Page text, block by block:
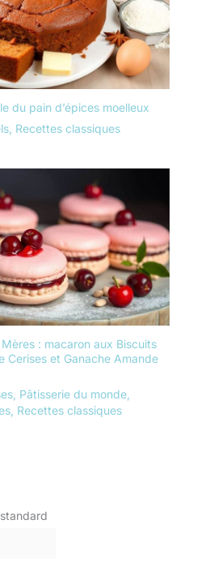
du pain d’épices moelleux
, Recettes classiques
: macaron aux Biscuits
Cerises et Ganache Amande
Pâtisserie du monde
Recettes classiques